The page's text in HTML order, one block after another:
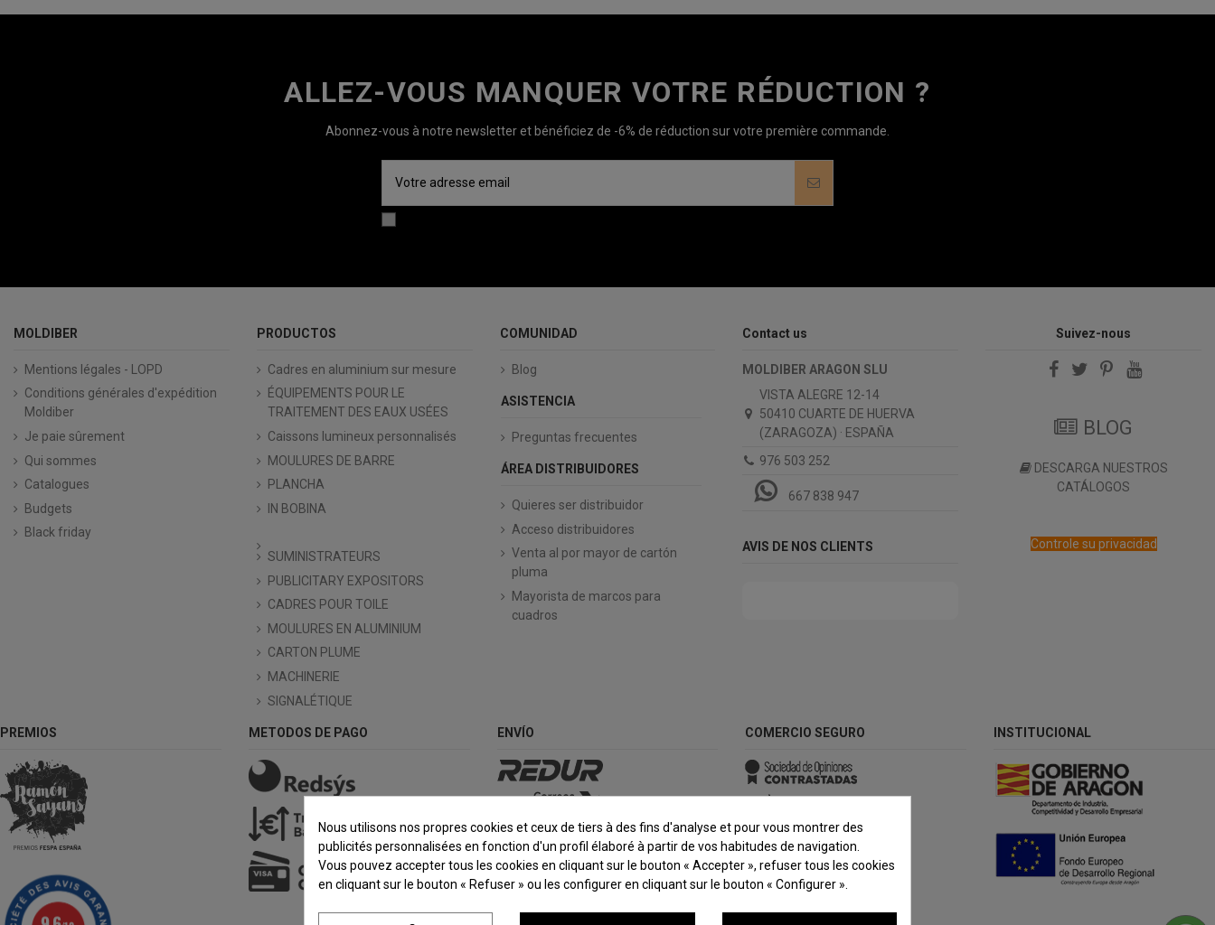
ALLEZ-VOUS MANQUER VOTRE RÉDUCTION ?
Abonnez-vous à notre newsletter et bénéficiez de -6% de réduction sur votre première commande.
MOLDIBER
Mentions légales - LOPD
Conditions générales d'expédition
Moldiber
Je paie sûrement
Qui sommes
Catalogues
Budgets
Black friday
PRODUCTOS
Cadres en aluminium sur mesure
ÉQUIPEMENTS POUR LE
TRAITEMENT DES EAUX USÉES
Caissons lumineux personnalisés
MOULURES DE BARRE
PLANCHA
IN BOBINA
SUMINISTRATEURS
PUBLICITARY EXPOSITORS
CADRES POUR TOILE
MOULURES EN ALUMINIUM
CARTON PLUME
MACHINERIE
SIGNALÉTIQUE
COMUNIDAD
Blog
ASISTENCIA
Preguntas frecuentes
ÁREA DISTRIBUIDORES
Quieres ser distribuidor
Acceso distribuidores
Venta al por mayor de cartón
pluma
Mayorista de marcos para
cuadros
Contact us
MOLDIBER ARAGON SLU
VISTA ALEGRE 12-14
50410 CUARTE DE HUERVA
(ZARAGOZA) · ESPAÑA
976 503 252
667 838 947
AVIS DE NOS CLIENTS
Suivez-nous
BLOG
DESCARGA NUESTROS
CATÁLOGOS
Controle su privacidad
PREMIOS METODOS DE PAGO ENVÍO COMERCIO SEGURO INSTITUCIONAL
Nous utilisons nos propres cookies et ceux de tiers à des fins d'analyse et pour vous montrer des
publicités personnalisées en fonction d'un profil élaboré à partir de vos habitudes de navigation.
Vous pouvez accepter tous les cookies en cliquant sur le bouton « Accepter », refuser tous les cookies
en cliquant sur le bouton « Refuser » ou les configurer en cliquant sur le bouton « Configurer ».